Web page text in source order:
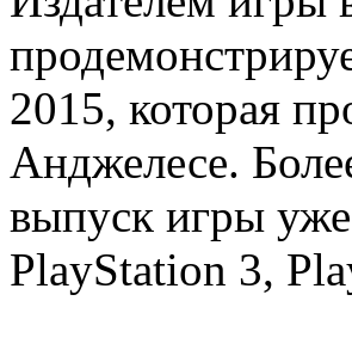
2015, которая
Анджелесе.
выпуск игры
PlayStation 3,